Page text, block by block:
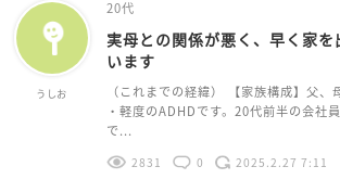
うしお
20代
実母との関係が悪く、早く家を
います
（これまでの経緯） 【家族構成】父
・軽度のADHDです。20代前半の会社
で...
2831 0 2025.2.27 7:11